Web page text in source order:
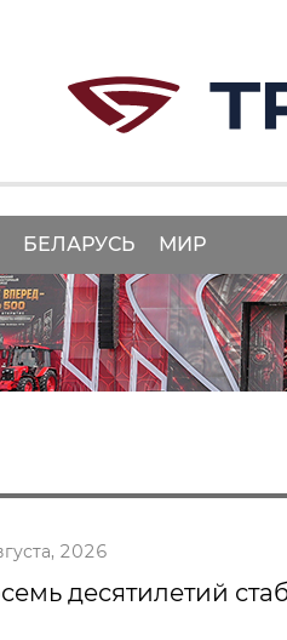
БЕЛАРУСЬ МИР
2026
десятилетий